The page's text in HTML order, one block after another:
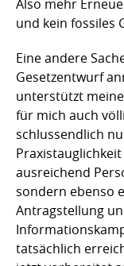
Also mehr
und kein fossiles
Eine andere
Gesetzentwurf
unterstützt
für mich auch
schlussendlich
ausreichend
sondern ebenso
Antragstellung
tatsächlich